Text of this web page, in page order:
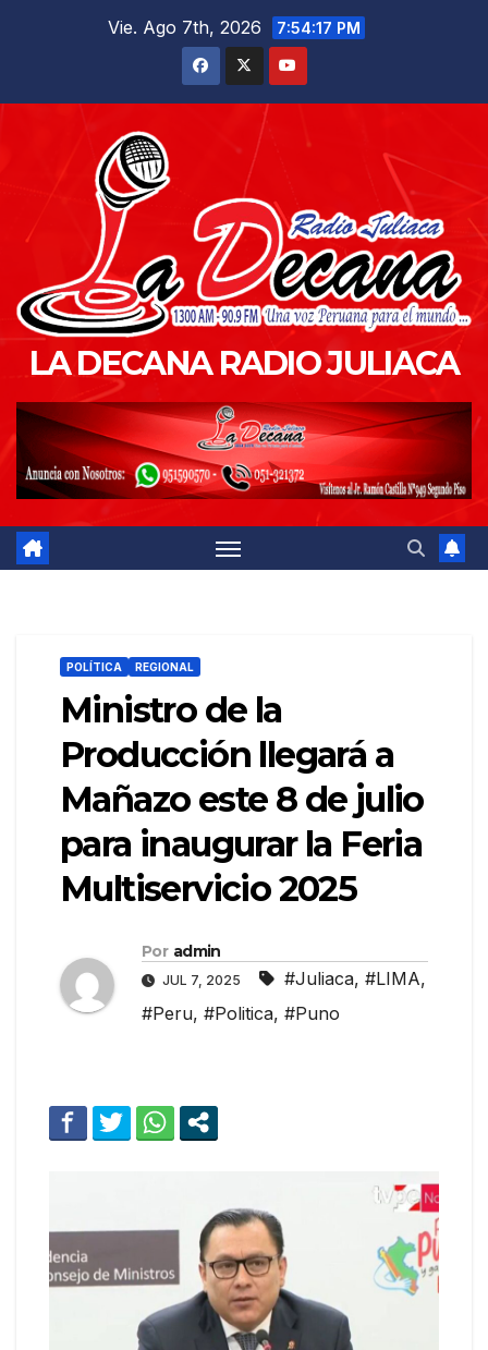
Vie. Ago 7th, 2026 7:54:18 PM
LA DECANA RADIO JULIACA
POLÍTICA REGIONAL
Ministro de la
Producción llegará a
Mañazo este 8 de julio
para inaugurar la Feria
Multiservicio 2025
Por admin
JUL 7, 2025 #Juliaca, #LIMA,
#Peru, #Politica, #Puno